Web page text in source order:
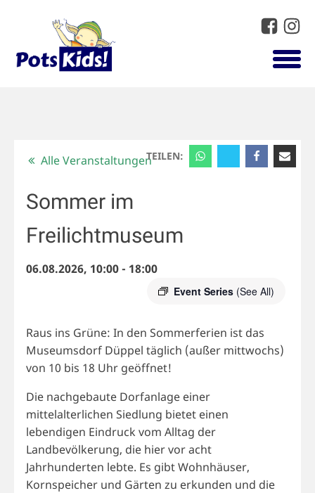
TEILEN:
Alle Veranstaltungen
Sommer im
Freilichtmuseum
06.08.2026, 10:00- 18:00
Event Series (See All)
Raus ins Grüne: In den Sommerferien ist das
Museumsdorf Düppel täglich (außer mittwochs)
von 10 bis 18 Uhr geöffnet!
Die nachgebaute Dorfanlage einer
mittelalterlichen Siedlung bietet einen
lebendigen Eindruck vom Alltag der
Landbevölkerung, die hier vor acht
Jahrhunderten lebte. Es gibt Wohnhäuser,
Kornspeicher und Gärten zu erkunden und die